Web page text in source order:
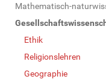
Mathematisch-
Ethik
Religionslehren
Geographie